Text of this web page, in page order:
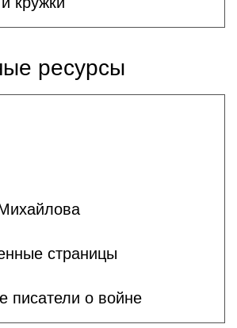
ресурсы
страницы
писатели о войне